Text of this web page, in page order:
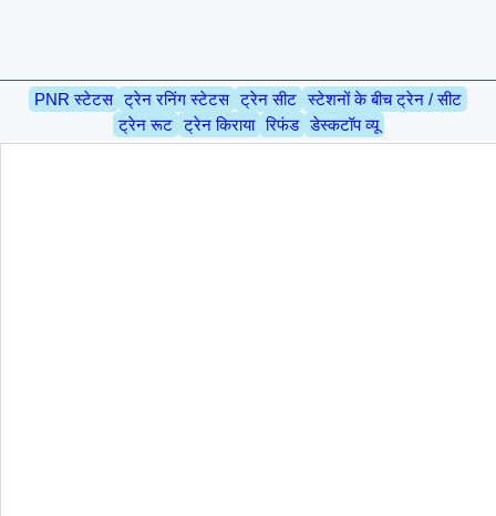
PNR स्टेटस ट्रेन रनिंग स्टेटस ट्रेन सीट स्टेशनों के बीच ट्रेन / सीट
ट्रेन रूट ट्रेन किराया रिफंड डेस्कटॉप व्यू